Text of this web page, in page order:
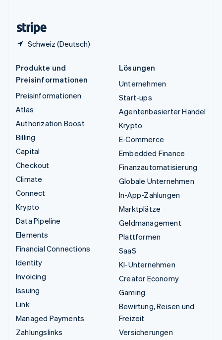
Schweiz (Deutsch)
Produkte und
Preisinformationen
Preisinformationen
Atlas
Authorization Boost
Billing
Capital
Checkout
Climate
Connect
Krypto
Data Pipeline
Elements
Financial Connections
Identity
Invoicing
Issuing
Link
Managed Payments
Zahlungslinks
Lösungen
Unternehmen
Start-ups
Agentenbasierter Handel
Krypto
E-Commerce
Embedded Finance
Finanzautomatisierung
Globale Unternehmen
In-App-Zahlungen
Marktplätze
Geldmanagement
Plattformen
SaaS
KI-Unternehmen
Creator Economy
Gaming
Bewirtung, Reisen und
Freizeit
Versicherungen